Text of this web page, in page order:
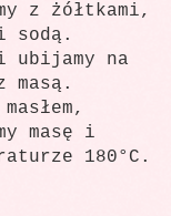
z żółtkami,
sodą.
ubijamy na
masą.
masę i
180°C.